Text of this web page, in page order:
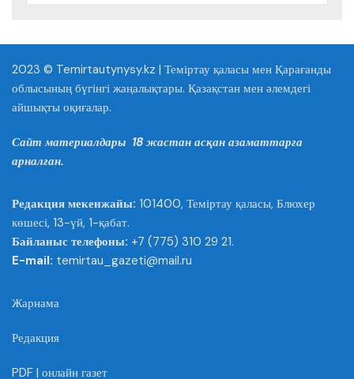
2023 © Temirtautynysy.kz | Теміртау қаласы мен Қарағанды
облысының бүгінгі жаңалықтары. Қазақстан мен әлемдегі
айшықты оқиғалар.
Сайт материалдары 18 жастан асқан азаматтарға
арналған.
Редакция мекенжайы: 101400, Теміртау қаласы, Блюхер
көшесі, 13-үй, 1-қабат.
Байланыс телефоны: +7 (775) 310 29 21.
E-mail: temirtau_gazeti@mail.ru
Жарнама
Редакция
PDF | онлайн газет